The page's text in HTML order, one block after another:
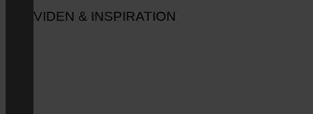
VIDEN & INSPIRATION